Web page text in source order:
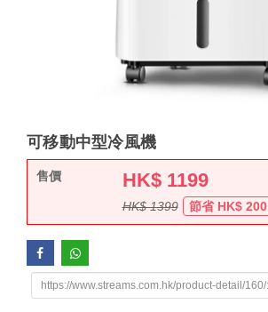
可移動中型冷風機
售價 HK$ 1199
HK$ 1399 節省 HK$ 200